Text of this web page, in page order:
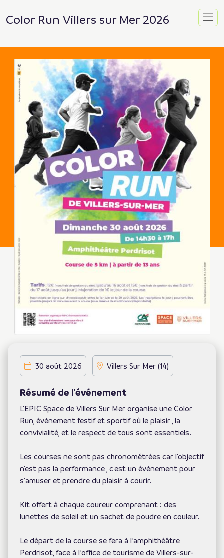
Color Run Villers sur Mer 2026
30 août 2026 Villers Sur Mer (14)
Résumé de l'événement
L'EPIC Space de Villers Sur Mer organise une Color
Run, évènement festif et sportif où le plaisir , la
convivialité, et le respect de tous sont essentiels.
Les courses ne sont pas chronométrées car l'objectif
n'est pas la performance , c'est un évènement pour
s'amuser et prendre du plaisir à courir.
Kit offert à chaque coureur comprenant : des
lunettes de soleil et un sachet de poudre en couleur.
Le départ de la course se fera à l’amphithéâtre
Perdrisot, face à l’office de tourisme de Villers-sur-